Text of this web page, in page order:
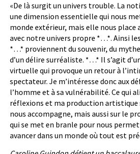
«De là surgit un univers trouble. La
une dimension essentielle qui nous
monde extérieur, mais elle nous place
avec notre univers propre *…*. Ainsi
*…* proviennent du souvenir, du
d’un délire surréaliste. *…* Il s’agit
virtuelle qui provoque un retour à
spectateur. Je m’intéresse donc aux
l’homme et à sa vulnérabilité. Ce qui
réflexions et ma production
nous accompagne, mais aussi sur le
qui se met en branle pour nous
avancer dans un monde où tout est